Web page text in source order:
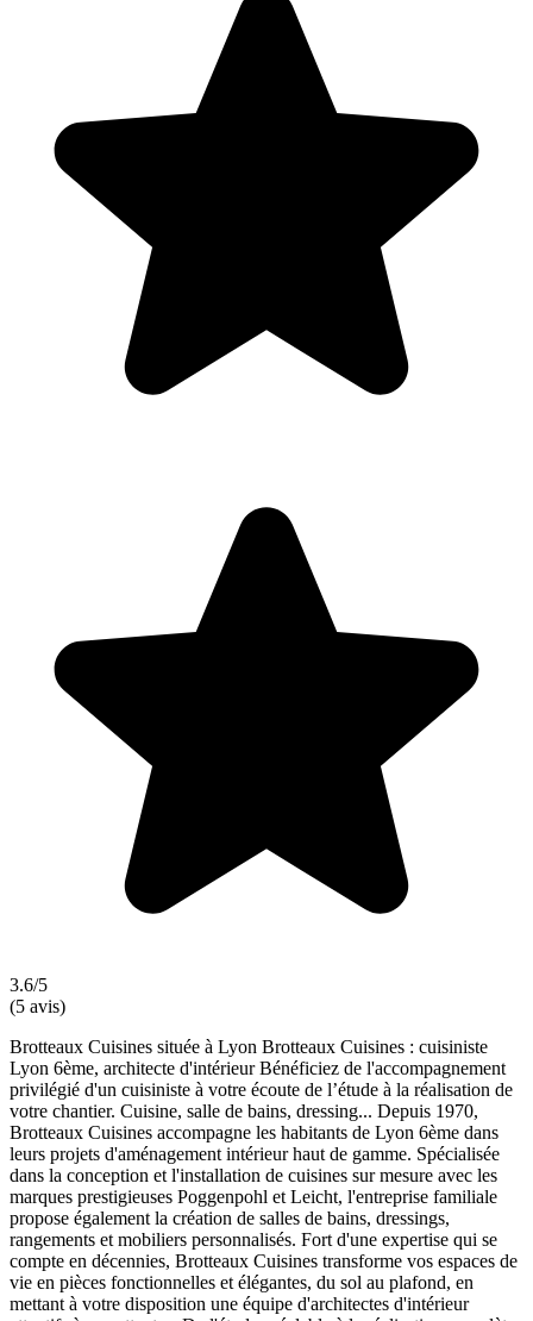
3.6/5
(5 avis)
Brotteaux Cuisines située à Lyon Brotteaux Cuisines : cuisiniste
Lyon 6ème, architecte d'intérieur Bénéficiez de l'accompagnement
privilégié d'un cuisiniste à votre écoute de l’étude à la réalisation de
votre chantier. Cuisine, salle de bains, dressing... Depuis 1970,
Brotteaux Cuisines accompagne les habitants de Lyon 6ème dans
leurs projets d'aménagement intérieur haut de gamme. Spécialisée
dans la conception et l'installation de cuisines sur mesure avec les
marques prestigieuses Poggenpohl et Leicht, l'entreprise familiale
propose également la création de salles de bains, dressings,
rangements et mobiliers personnalisés. Fort d'une expertise qui se
compte en décennies, Brotteaux Cuisines transforme vos espaces de
vie en pièces fonctionnelles et élégantes, du sol au plafond, en
mettant à votre disposition une équipe d'architectes d'intérieur